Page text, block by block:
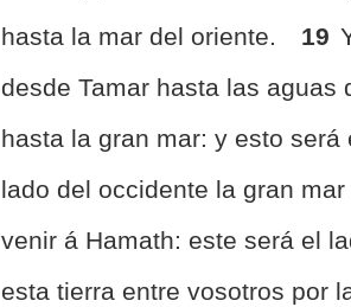
hasta la mar del oriente.
19
desde Tamar hasta las aguas
hasta la gran mar: y esto
lado del occidente la gran
venir á Hamath: este será el
esta tierra entre vosotros por